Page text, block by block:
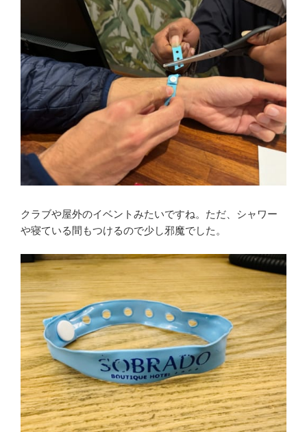
クラブや屋外のイベントみたいですね。ただ、シャワー
や寝ている間もつけるので少し邪魔でした。